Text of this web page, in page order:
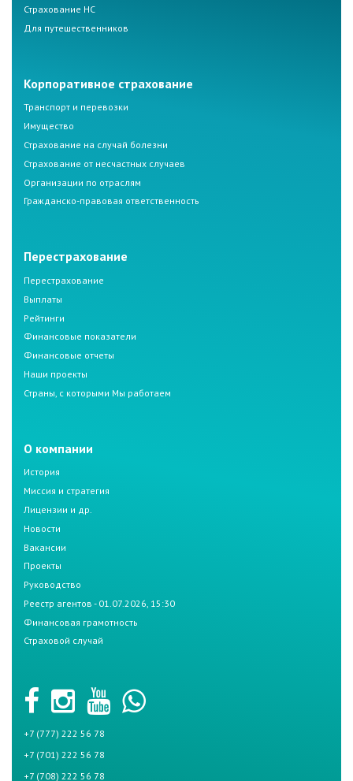
Страхование НС
Для путешественников
Корпоративное страхование
Транспорт и перевозки
Имущество
Страхование на случай болезни
Страхование от несчастных случаев
Организации по отраслям
Гражданско-правовая ответственность
Перестрахование
Перестрахование
Выплаты
Рейтинги
Финансовые показатели
Финансовые отчеты
Наши проекты
Страны, с которыми Мы работаем
О компании
История
Миссия и стратегия
Лицензии и др.
Новости
Вакансии
Проекты
Руководство
Реестр агентов - 01.07.2026, 15:30
Финансовая грамотность
Страховой случай
+7 (777) 222 56 78
+7 (701) 222 56 78
+7 (708) 222 56 78